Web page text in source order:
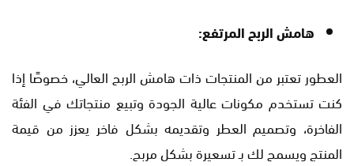
هامش الربح المرتفع:
العطور تعتبر من المنتجات ذات هامش الربح العالي، خصوصًا إذا
كنت تستخدم مكونات عالية الجودة وتبيع منتجاتك في الفئة
الفاخرة، وتصميم العطر وتقديمه بشكل فاخر يعزز من قيمة
المنتج ويسمح لك بـ تسعيرة بشكل مربح.